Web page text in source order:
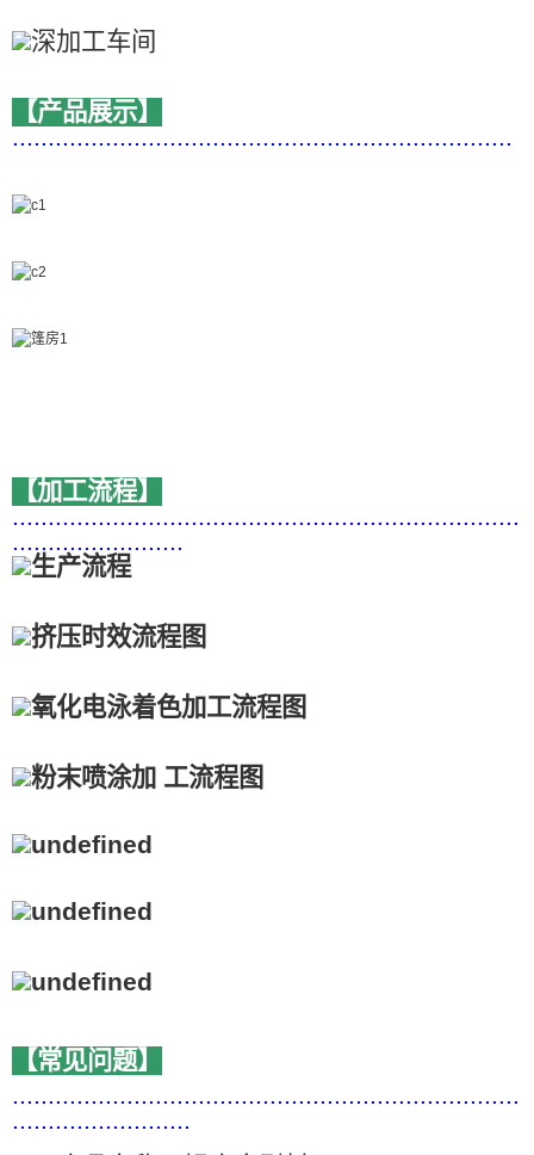
【产品展示】
......................................................................
【加工流程】
.......................................................................
........................
【常见问题】
.......................................................................
.........................